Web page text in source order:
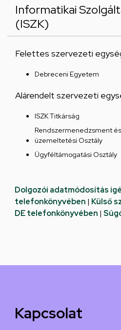
Informatikai
(ISZK)
Felettes szervezeti
Debreceni Egyetem
Alárendelt szervezeti
ISZK Titkárság
Rendszermenedzsment
üzemeltetési Osztály
Ügyféltámogatási Osztály
Dolgozói adatmódosítás
telefonkönyvében | Külső
DE telefonkönyvében |
Kapcsolat